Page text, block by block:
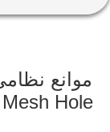
بازدید
کارخانه
Hole